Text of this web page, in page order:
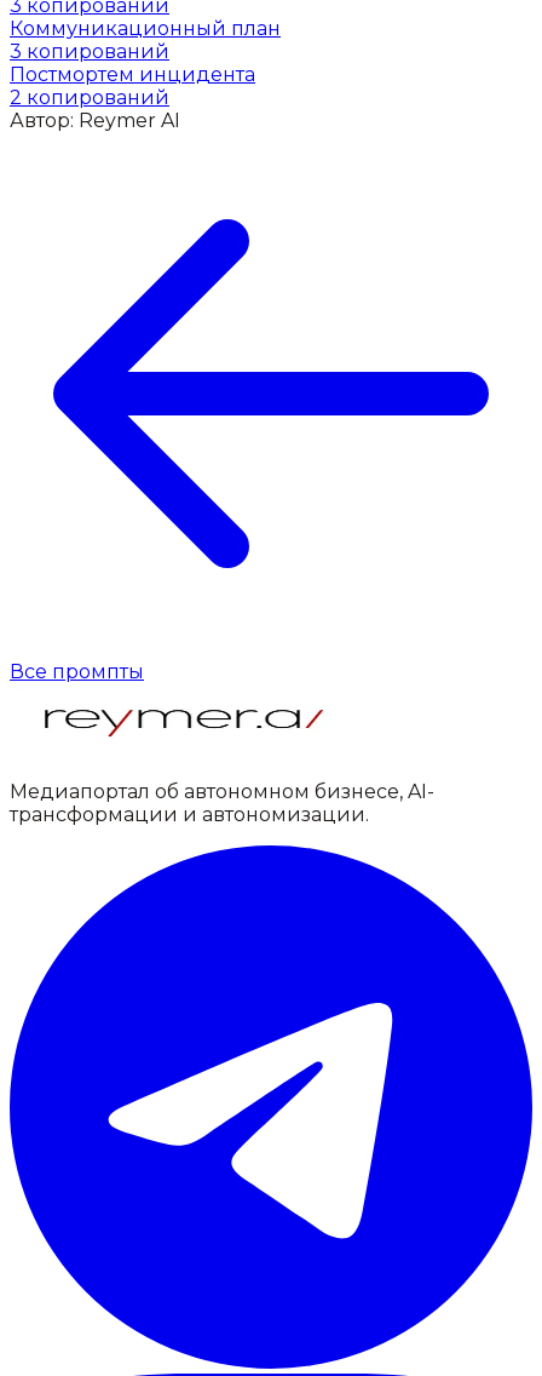
3 копирований
Коммуникационный план
3 копирований
Постмортем инцидента
2 копирований
Автор: Reymer AI
Все промпты
Медиапортал об автономном бизнесе, AI-
трансформации и автономизации.